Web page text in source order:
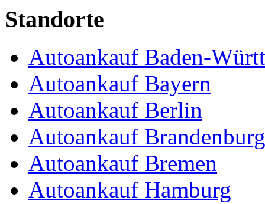
Standorte
Autoankauf Baden-
Autoankauf Bayern
Autoankauf Berlin
Autoankauf Brandenburg
Autoankauf Bremen
Autoankauf Hamburg